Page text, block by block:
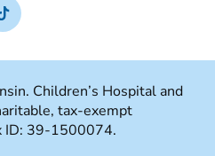
tab)
a new tab)
in a new tab)
(Opens in a new tab)
Tiktok (Opens in a new tab)
Children’s Hospital and
tax-exempt
ID: 39-1500074.